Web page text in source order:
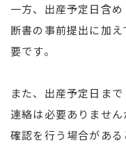
一方、出産予定日含
断書の事前提出に加
要です。
また、出産予定日ま
連絡は必要ありませ
確認を行う場合がある